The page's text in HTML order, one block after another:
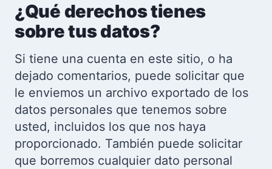
¿Qué derechos tienes
sobre tus datos?
Si tiene una cuenta en este sitio, o ha
dejado comentarios, puede solicitar que
le enviemos un archivo exportado de los
datos personales que tenemos sobre
usted, incluidos los que nos haya
proporcionado. También puede solicitar
que borremos cualquier dato personal